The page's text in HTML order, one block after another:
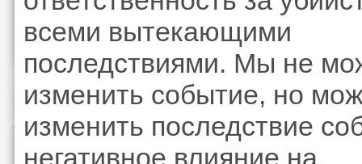
всеми вытекающими
последствиями. Мы не
изменить событие, но
изменить последствие
негативное влияние на